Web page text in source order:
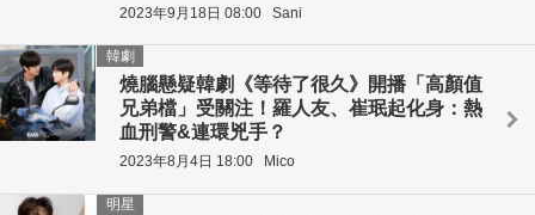
2023年9月18日 08:00 Sani
燒腦懸疑韓劇《等待了很久》開播「高顏值
兄弟檔」受關注！羅人友、崔珉起化身：熱
血刑警&連環兇手？
韓劇
2023年8月4日 18:00 Mico
明星